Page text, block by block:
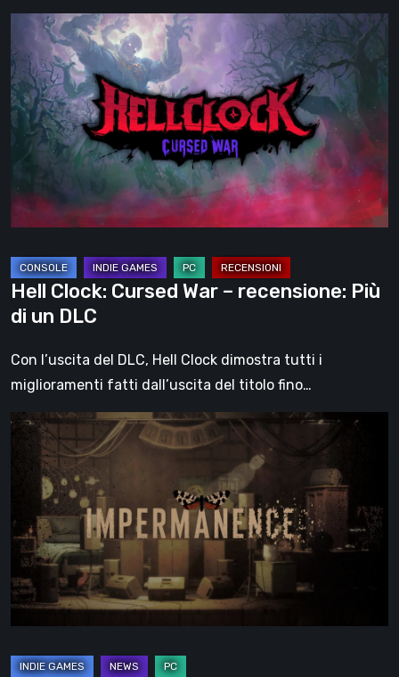
Clock:
Cursed
War
–
recensione:
di
un
Hell Clock: Cursed War – recensione: Più
di un DLC
Con l’uscita del DLC, Hell Clock dimostra tutti i
miglioramenti fatti dall’uscita del titolo fino…
Impermanence:
costruire
santuario
nel
teatro
dei
fantasmi